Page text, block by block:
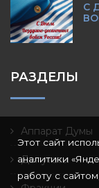
С
РАЗДЕЛЫ
Аппарат Думы
Депутаты
Этот сайт
аналитики
работу с